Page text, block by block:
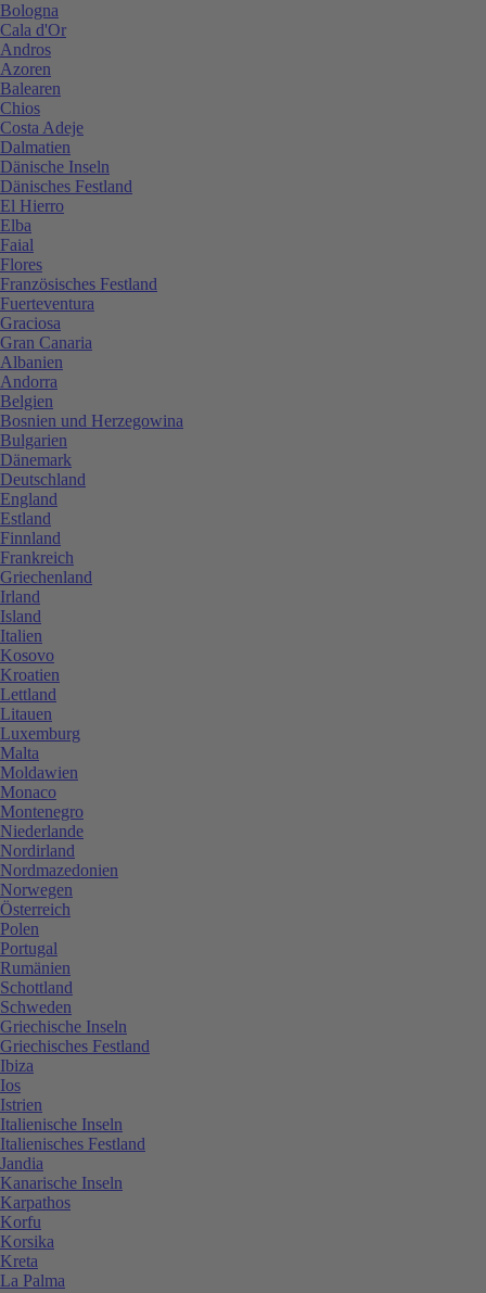
Bologna
Cala d'Or
Andros
Azoren
Balearen
Chios
Costa Adeje
Dalmatien
Dänische Inseln
Dänisches Festland
El Hierro
Elba
Faial
Flores
Französisches Festland
Fuerteventura
Graciosa
Gran Canaria
Albanien
Andorra
Belgien
Bosnien und Herzegowina
Bulgarien
Dänemark
Deutschland
England
Estland
Finnland
Frankreich
Griechenland
Irland
Island
Italien
Kosovo
Kroatien
Lettland
Litauen
Luxemburg
Malta
Moldawien
Monaco
Montenegro
Niederlande
Nordirland
Nordmazedonien
Norwegen
Österreich
Polen
Portugal
Rumänien
Schottland
Schweden
Griechische Inseln
Griechisches Festland
Ibiza
Ios
Istrien
Italienische Inseln
Italienisches Festland
Jandia
Kanarische Inseln
Karpathos
Korfu
Korsika
Kreta
La Palma